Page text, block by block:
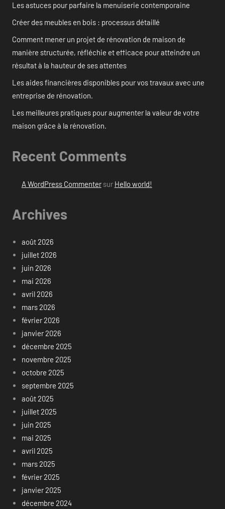
Les astuces pour parfaire la menuiserie contemporaine
Créer des meubles en bois : processus détaillé
Comment mener un projet de rénovation de maison de
manière structurée, réfléchie et efficace pour atteindre un
résultat à la hauteur de ses attentes
Les aides financières disponibles pour vos travaux avec une
entreprise de rénovation.
Les meilleures pratiques pour augmenter la valeur de votre
maison grâce à la rénovation.
Recent Comments
A WordPress Commentersur Hello world!
Archives
août 2026
juillet 2026
juin 2026
mai 2026
avril 2026
mars 2026
février 2026
janvier 2026
décembre 2025
novembre 2025
octobre 2025
septembre 2025
août 2025
juillet 2025
juin 2025
mai 2025
avril 2025
mars 2025
février 2025
janvier 2025
décembre 2024